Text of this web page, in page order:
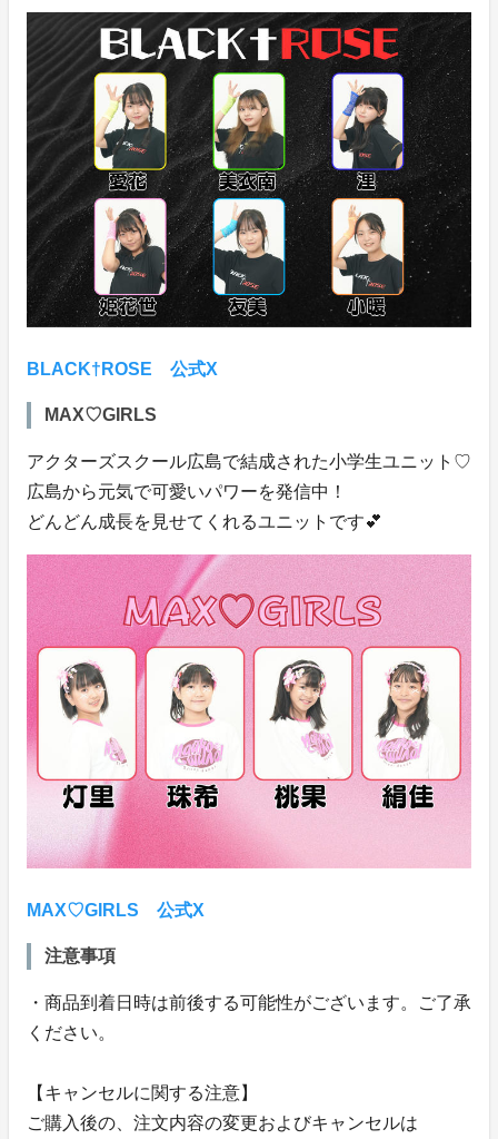
BLACK†ROSE 公式X
MAX♡GIRLS
アクターズスクール広島で結成された小学生ユニット♡
広島から元気で可愛いパワーを発信中！
どんどん成長を見せてくれるユニットです💕
MAX♡GIRLS 公式X
注意事項
・商品到着日時は前後する可能性がございます。ご了承
ください。
【キャンセルに関する注意】
ご購入後の、注文内容の変更およびキャンセルは